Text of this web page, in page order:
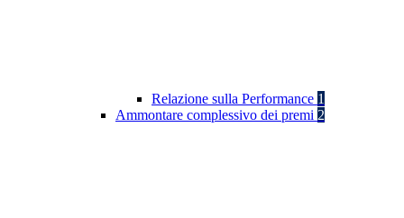
Relazione sulla Performance 1
Ammontare complessivo dei premi 2